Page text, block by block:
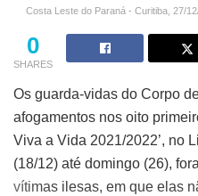
Costa Leste do Paraná - Curitiba, 27/
0
SHARES
Os guarda-vidas do Corpo
afogamentos nos oito
Viva a Vida 2021/2022’, no
(18/12) até domingo (26),
vítimas ilesas, em que elas